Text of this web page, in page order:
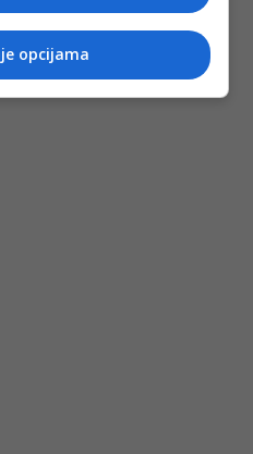
Facebook
opcijama